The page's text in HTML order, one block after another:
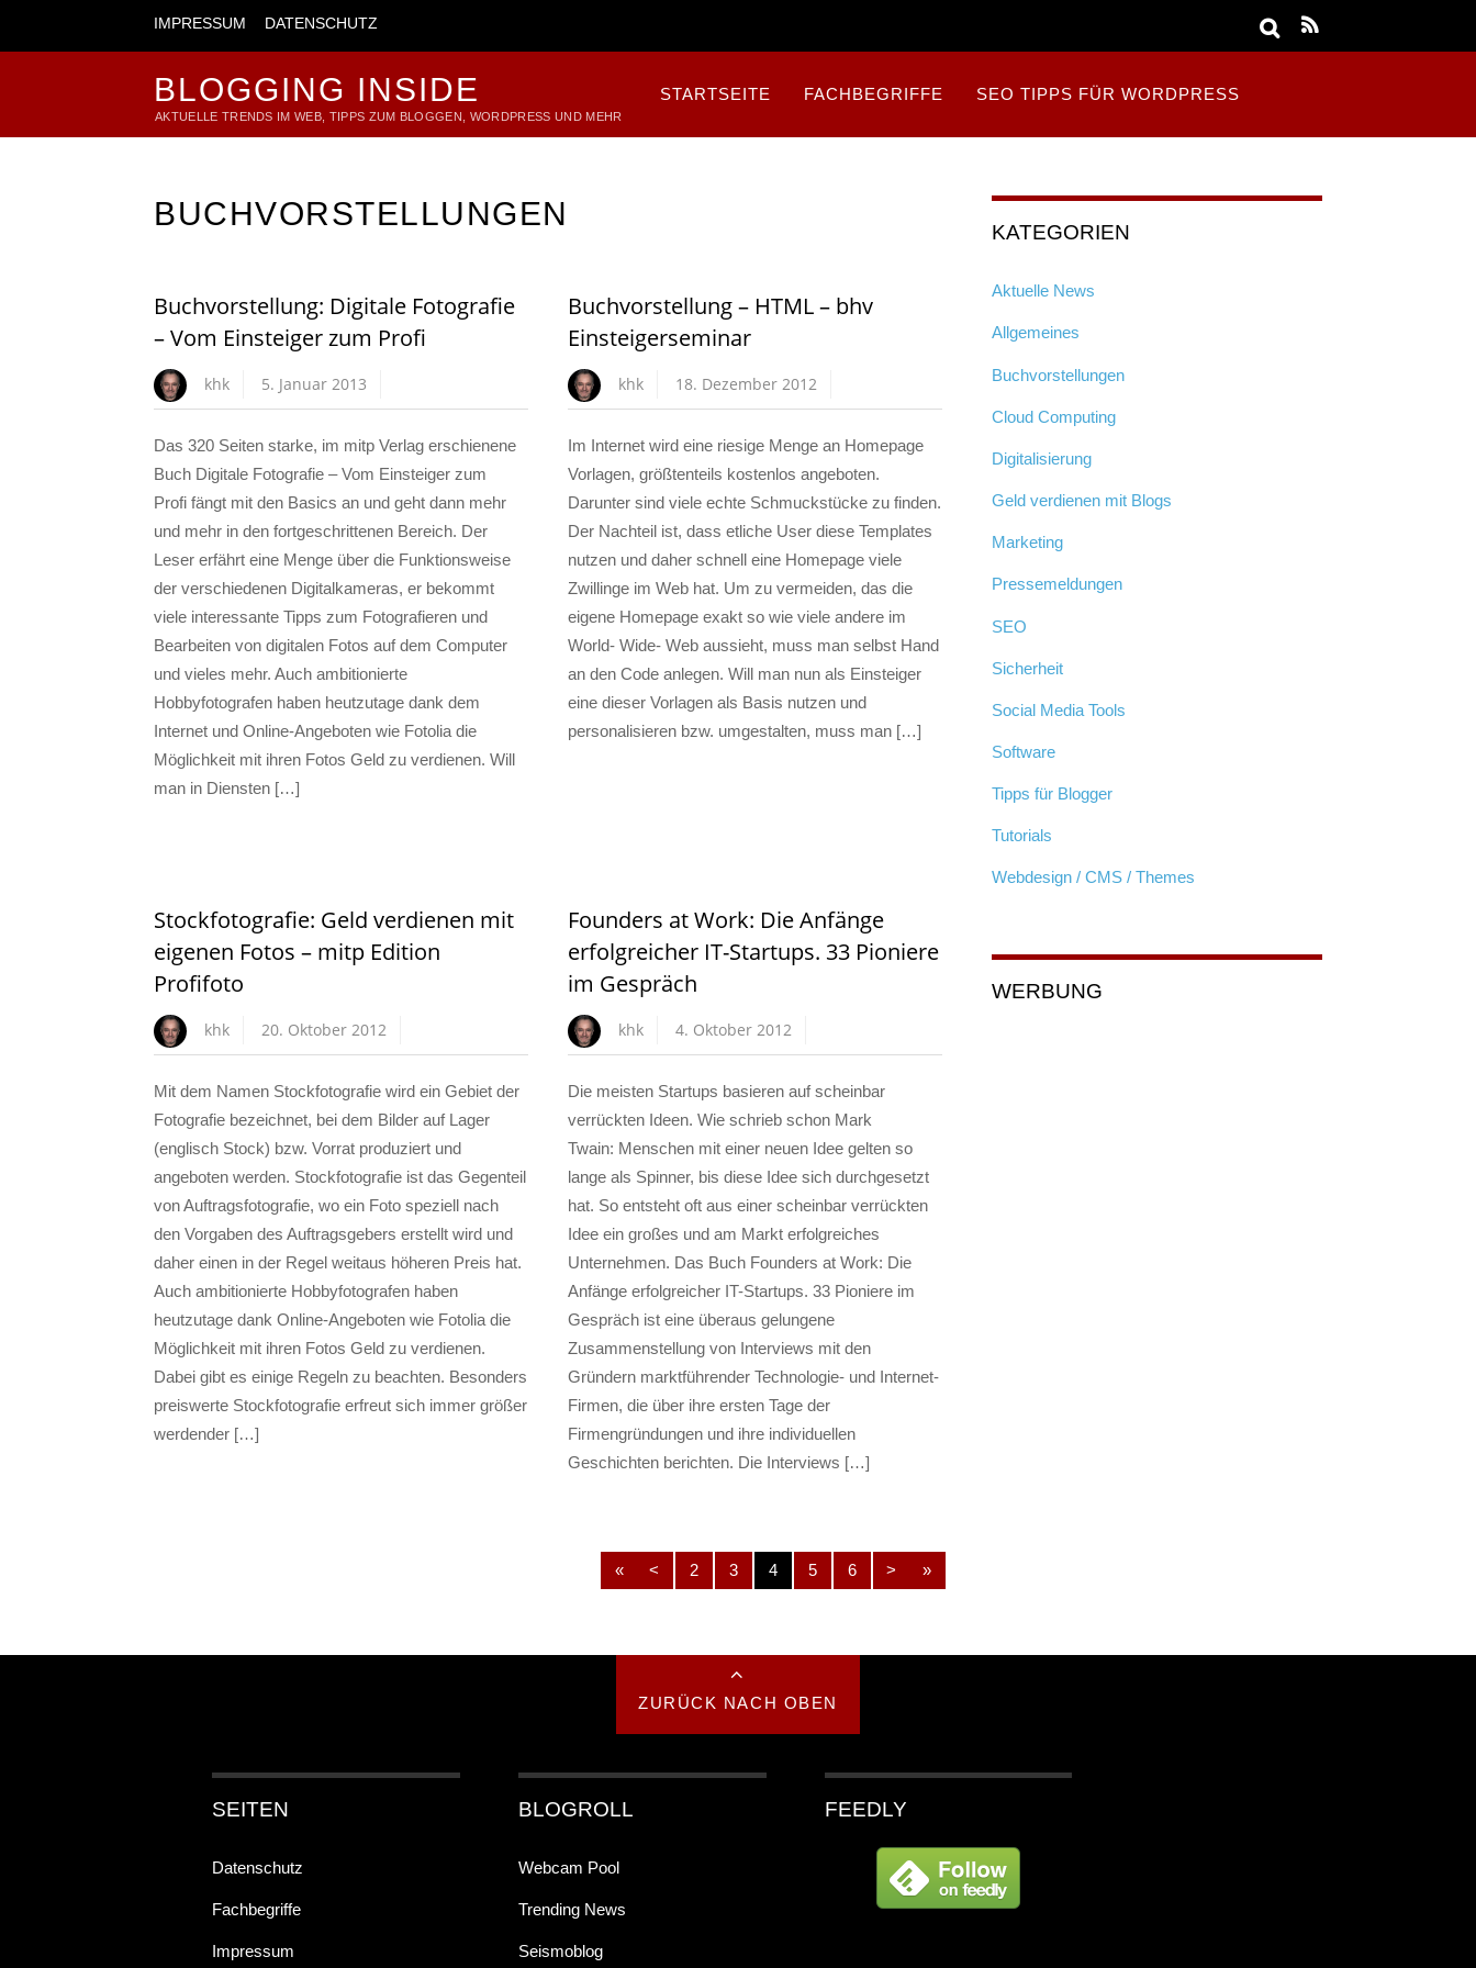
IMPRESSUM DATENSCHUTZ
BLOGGING INSIDE
AKTUELLE TRENDS IM WEB, TIPPS ZUM BLOGGEN, WORDPRESS UND MEHR
STARTSEITE FACHBEGRIFFE SEO TIPPS FÜR WORDPRESS
BUCHVORSTELLUNGEN
Buchvorstellung: Digitale Fotografie
– Vom Einsteiger zum Profi
khk 5. Januar 2013
Das 320 Seiten starke, im mitp Verlag erschienene
Buch Digitale Fotografie – Vom Einsteiger zum
Profi fängt mit den Basics an und geht dann mehr
und mehr in den fortgeschrittenen Bereich. Der
Leser erfährt eine Menge über die Funktionsweise
der verschiedenen Digitalkameras, er bekommt
viele interessante Tipps zum Fotografieren und
Bearbeiten von digitalen Fotos auf dem Computer
und vieles mehr. Auch ambitionierte
Hobbyfotografen haben heutzutage dank dem
Internet und Online-Angeboten wie Fotolia die
Möglichkeit mit ihren Fotos Geld zu verdienen. Will
man in Diensten […]
Buchvorstellung – HTML – bhv
Einsteigerseminar
khk 18. Dezember 2012
Im Internet wird eine riesige Menge an Homepage
Vorlagen, größtenteils kostenlos angeboten.
Darunter sind viele echte Schmuckstücke zu finden.
Der Nachteil ist, dass etliche User diese Templates
nutzen und daher schnell eine Homepage viele
Zwillinge im Web hat. Um zu vermeiden, das die
eigene Homepage exakt so wie viele andere im
World- Wide- Web aussieht, muss man selbst Hand
an den Code anlegen. Will man nun als Einsteiger
eine dieser Vorlagen als Basis nutzen und
personalisieren bzw. umgestalten, muss man […]
Stockfotografie: Geld verdienen mit
eigenen Fotos – mitp Edition
Profifoto
khk 20. Oktober 2012
Mit dem Namen Stockfotografie wird ein Gebiet der
Fotografie bezeichnet, bei dem Bilder auf Lager
(englisch Stock) bzw. Vorrat produziert und
angeboten werden. Stockfotografie ist das Gegenteil
von Auftragsfotografie, wo ein Foto speziell nach
den Vorgaben des Auftragsgebers erstellt wird und
daher einen in der Regel weitaus höheren Preis hat.
Auch ambitionierte Hobbyfotografen haben
heutzutage dank Online-Angeboten wie Fotolia die
Möglichkeit mit ihren Fotos Geld zu verdienen.
Dabei gibt es einige Regeln zu beachten. Besonders
preiswerte Stockfotografie erfreut sich immer größer
werdender […]
Founders at Work: Die Anfänge
erfolgreicher IT-Startups. 33 Pioniere
im Gespräch
khk 4. Oktober 2012
Die meisten Startups basieren auf scheinbar
verrückten Ideen. Wie schrieb schon Mark
Twain: Menschen mit einer neuen Idee gelten so
lange als Spinner, bis diese Idee sich durchgesetzt
hat. So entsteht oft aus einer scheinbar verrückten
Idee ein großes und am Markt erfolgreiches
Unternehmen. Das Buch Founders at Work: Die
Anfänge erfolgreicher IT-Startups. 33 Pioniere im
Gespräch ist eine überaus gelungene
Zusammenstellung von Interviews mit den
Gründern marktführender Technologie- und Internet-
Firmen, die über ihre ersten Tage der
Firmengründungen und ihre individuellen
Geschichten berichten. Die Interviews […]
« < 2 3 4 5 6 > »
KATEGORIEN
Aktuelle News
Allgemeines
Buchvorstellungen
Cloud Computing
Digitalisierung
Geld verdienen mit Blogs
Marketing
Pressemeldungen
SEO
Sicherheit
Social Media Tools
Software
Tipps für Blogger
Tutorials
Webdesign / CMS / Themes
WERBUNG
ZURÜCK NACH OBEN
SEITEN
Datenschutz
Fachbegriffe
Impressum
BLOGROLL
Webcam Pool
Trending News
Seismoblog
FEEDLY